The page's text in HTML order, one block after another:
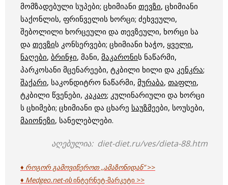
მომზადებული სუპები; ცხიმიანი თევზი, ცხიმიანი
საქონლის, ფრინველის ხორცი; ძეხვეული,
შებოლილი ხორცეული და თევზეული, ხორცი სა
და თევზის კონსერვები; ცხიმიანი ხაჭო, ყველი,
ნაღები, ბრინჯი, მანი, მაკარონის ნაწარმი,
პარკოსანი მცენარეები, ტკბილი ხილი და კენკრა;
შაქარი, საკონდიტრო ნაწარმი, მურაბა, თაფლი,
ტკბილი წვენები, კაკაო; კულინარიული და ხორცი
ს ცხიმები; ცხიმიანი და ცხარე საუზმეები, სოუსები,
მაიონეზი, სანელებლები.
აღებულია: diet-diet.ru/ves/dieta-88.htm
♦ როგორ გამოვიწეროთ ,,ამაზონიდან”>>
♦ Medgeo.net-ისინტერნეტ-მარკეტი >>